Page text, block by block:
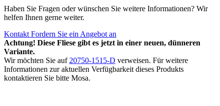
Haben Sie Fragen oder wünschen Sie weitere Informationen? Wir
helfen Ihnen gerne weiter.
Kontakt Fordern Sie ein Angebot an
Achtung! Diese Fliese gibt es jetzt in einer neuen, dünneren
Variante.
Wir möchten Sie auf 20750-1515-D verweisen. Für weitere
Informationen zur aktuellen Verfügbarkeit dieses Produkts
kontaktieren Sie bitte Mosa.